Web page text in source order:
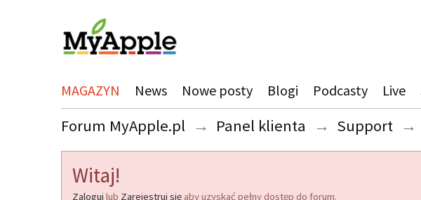
MAGAZYN News Nowe posty Blogi Podcasty Live
Forum MyApple.pl → Panel klienta → Support →
Witaj!
Zaloguj lub Zarejestruj się aby uzyskać pełny dostęp do forum.